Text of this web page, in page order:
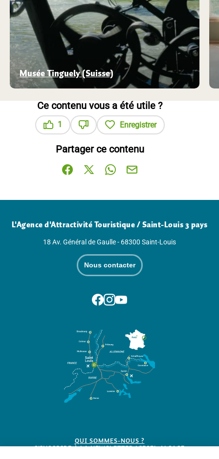
Musée Tinguely (Suisse)
Ce contenu vous a été utile ?
1
Enregistrer
Partager ce contenu
Partager sur Facebook (nouvelle fenêtre)
Partager sur X / Twitter (nouvelle
Partager sur WhatsApp
Partager par mail
L'Agence d'Attractivité Touristique / Saint-Louis 3 pays
18 Av. Général de Gaulle - 68300 Saint-Louis
Nous contacter
Suivez-nous sur Facebook
Suivez-nous sur Instagram
Suivez-nous sur Youtube
QUI SOMMES-NOUS ?
S'INSCRIRE À LA NEWSLETTER LIESEL ALSACE